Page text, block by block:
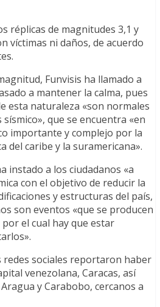
réplicas de magnitudes 3,1 y
víctimas ni daños, de acuerdo
Funvisis ha llamado a
a mantener la calma, pues
esta naturaleza «son normales
que se encuentra «en
importante y complejo por la
del caribe y la suramericana».
instado a los ciudadanos «a
con el objetivo de reducir la
y estructuras del país,
son eventos «que se producen
el cual hay que estar
redes sociales reportaron haber
venezolana, Caracas, así
y Carabobo, cercanos a